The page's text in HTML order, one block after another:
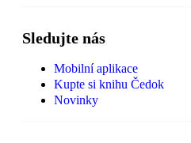
Sledujte nás
Mobilní aplikace
Kupte si knihu Čedok
Novinky